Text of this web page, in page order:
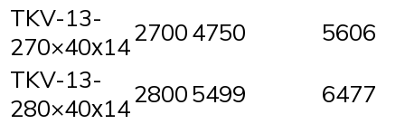
TKV-13-
270×40х1427004750
5606
TKV-13-
280×40х1428005499
6477